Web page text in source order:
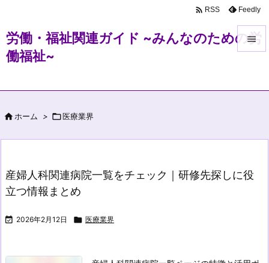
労働・福祉関連ガイド ~みんなのための労
働福祉~


前へ
次へ
 RSS Feedly
ホーム > 医療業界
産婦人科関連病院一覧をチェック｜研修先探しに役
立つ情報まとめ
 2026年2月12日  医療業界